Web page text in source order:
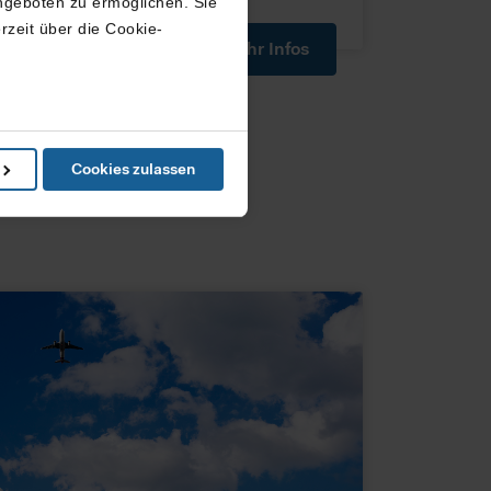
über die Cookie-
können
Präferenzen imAbschnitt
Sie bitte die erweiterten
von Grundfunktionen
abgerufen oder
wie in Europa,
können, gegen die
diese Informationen
unsere Partner Ihre
Cookies zulassen
Mehr Infos